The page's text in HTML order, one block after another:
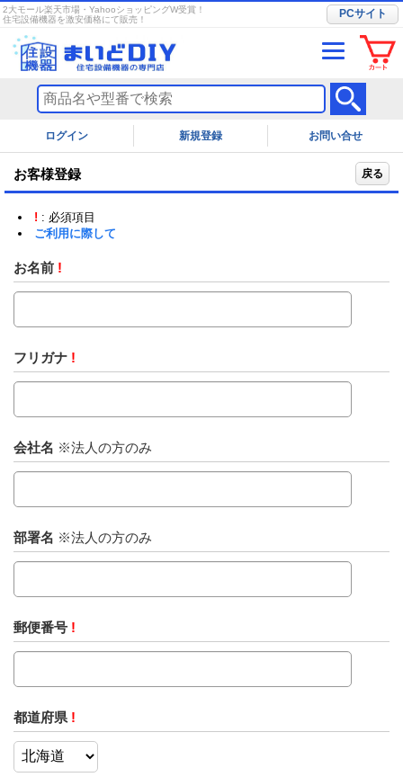
2大モール楽天市場・YahooショッピングW受賞！
住宅設備機器を激安価格にて販売！
PCサイト
ログイン お問い合せ
お客様登録 戻る
! : 必須項目
ご利用に際して
お名前 !
フリガナ !
会社名 ※法人の方のみ
部署名 ※法人の方のみ
郵便番号 !
都道府県 !